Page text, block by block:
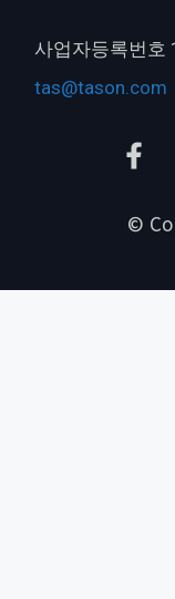
사업자등록번호
tas@tason.com
©